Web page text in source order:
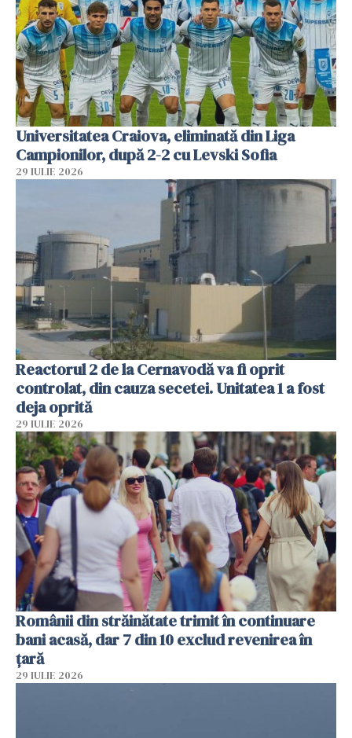
Universitatea Craiova, eliminată din Liga
Campionilor, după 2-2 cu Levski Sofia
29 IULIE 2026
Reactorul 2 de la Cernavodă va fi oprit
controlat, din cauza secetei. Unitatea 1 a fost
deja oprită
29 IULIE 2026
Românii din străinătate trimit în continuare
bani acasă, dar 7 din 10 exclud revenirea în
țară
29 IULIE 2026